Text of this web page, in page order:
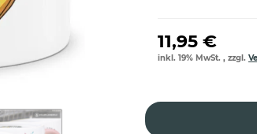
11,95 €
inkl. 19% MwSt. , zzgl.